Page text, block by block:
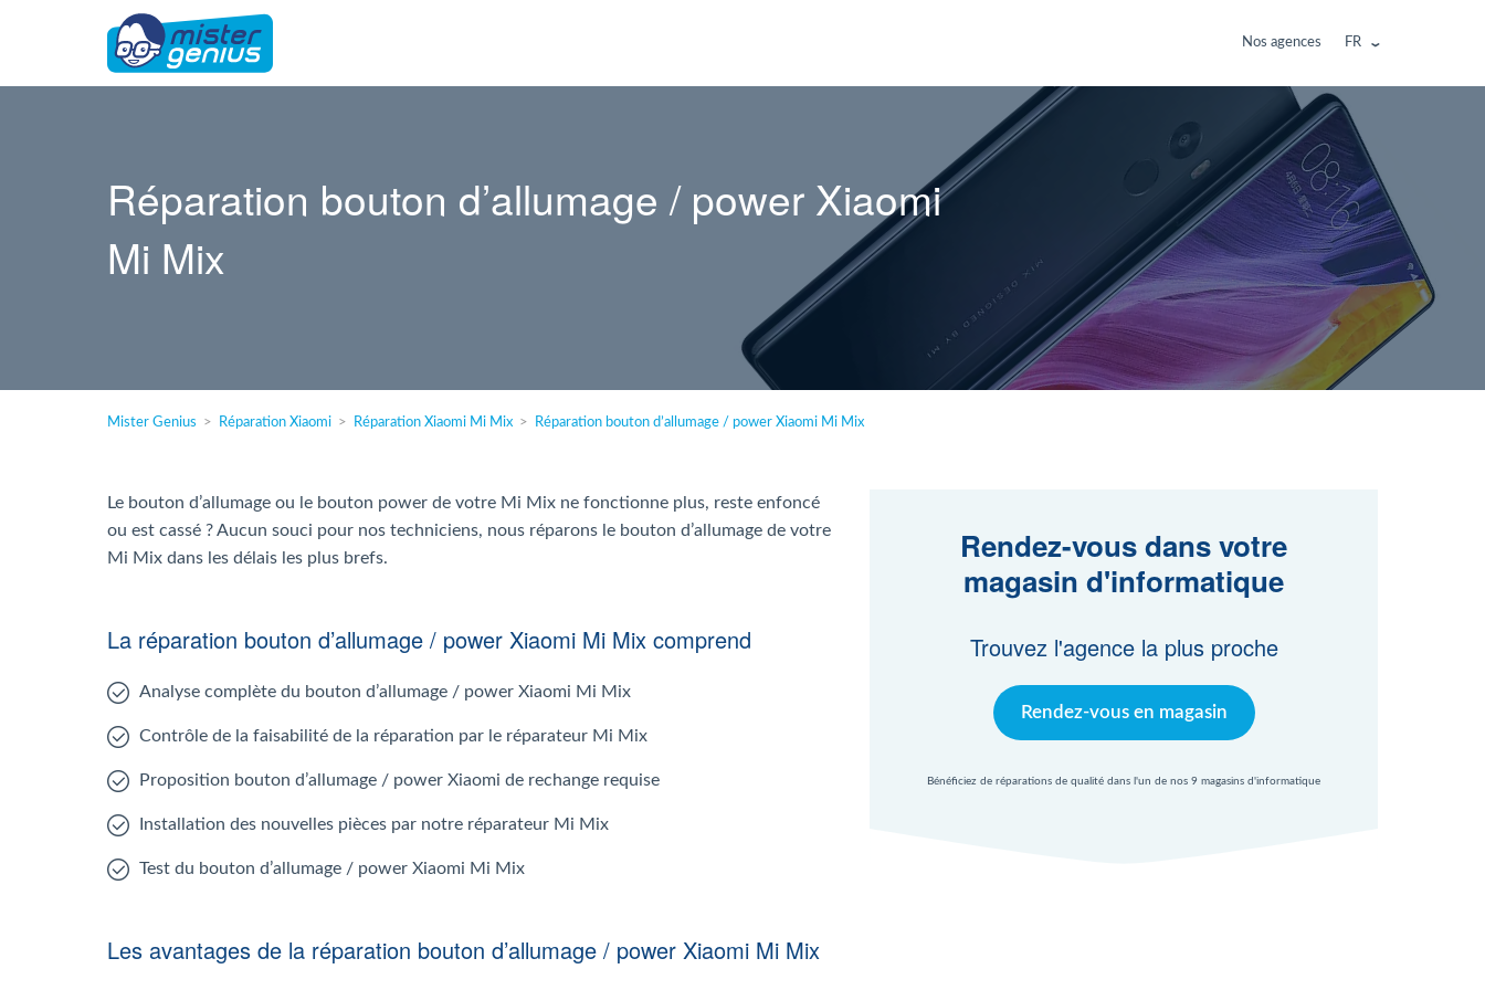
Nos agences FR
Réparation bouton d’allumage / power Xiaomi
Mi Mix
Mister Genius Réparation Xiaomi Réparation Xiaomi Mi Mix Réparation bouton d’allumage / power Xiaomi Mi Mix
Le bouton d’allumage ou le bouton power de votre Mi Mix ne fonctionne plus, reste enfoncé
ou est cassé ? Aucun souci pour nos techniciens, nous réparons le bouton d’allumage de votre
Mi Mix dans les délais les plus brefs.
Rendez-vous dans votre
magasin d'informatique
Trouvez l'agence la plus proche
Rendez-vous en magasin
Bénéficiez de réparations de qualité dans l'un de nos 9 magasins d'informatique
La réparation bouton d’allumage / power Xiaomi Mi Mix comprend
Analyse complète du bouton d’allumage / power Xiaomi Mi Mix
Contrôle de la faisabilité de la réparation par le réparateur Mi Mix
Proposition bouton d’allumage / power Xiaomi de rechange requise
Installation des nouvelles pièces par notre réparateur Mi Mix
Test du bouton d’allumage / power Xiaomi Mi Mix
Les avantages de la réparation bouton d’allumage / power Xiaomi Mi Mix